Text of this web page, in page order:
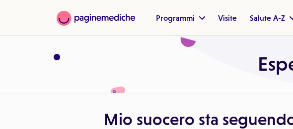
Programmi Visite Salute A-Z
Mio suocero sta